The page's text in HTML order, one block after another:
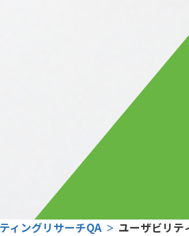
ィングリサーチQA ユーザビリテ